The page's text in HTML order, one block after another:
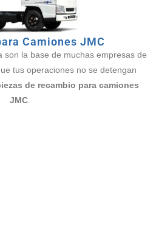
Camiones JMC
son la base de muchas empresas de
tus operaciones no se detengan
de recambio para camiones
JMC.